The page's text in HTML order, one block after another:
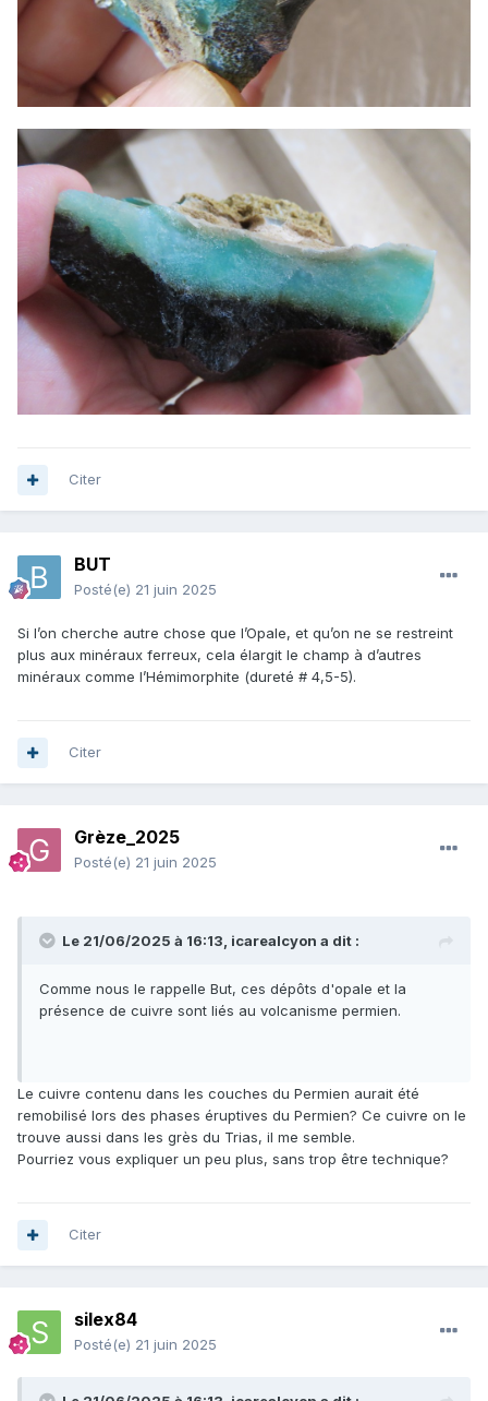
Citer
BUT
Posté(e) 21 juin 2025
Si l’on cherche autre chose que l’Opale, et qu’on ne se restreint
plus aux minéraux ferreux, cela élargit le champ à d’autres
minéraux comme l’Hémimorphite (dureté # 4,5-5).
Citer
Grèze_2025
Posté(e) 21 juin 2025
Le 21/06/2025 à 16:13, icarealcyon a dit :
Comme nous le rappelle But, ces dépôts d'opale et la
présence de cuivre sont liés au volcanisme permien.
Le cuivre contenu dans les couches du Permien aurait été
remobilisé lors des phases éruptives du Permien? Ce cuivre on le
trouve aussi dans les grès du Trias, il me semble.
Pourriez vous expliquer un peu plus, sans trop être technique?
Citer
silex84
Posté(e) 21 juin 2025